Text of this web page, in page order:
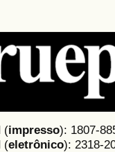
(impresso): 1807-
(eletrônico): 2318-